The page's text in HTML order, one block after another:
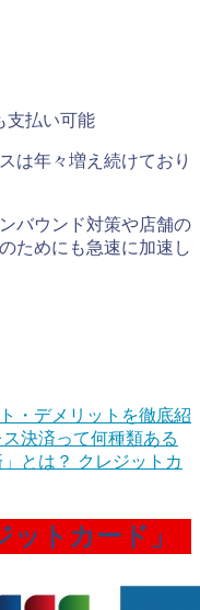
支払い可能
は年々増え続けており
バウンド対策や店舗の
ためにも急速に加速し
・デメリットを徹底紹
決済って何種類ある
とは？ クレジットカ
トカード」